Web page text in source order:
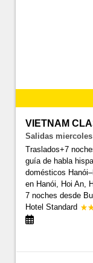
VIETNAM
Salidas
Traslados+7
guía de habla
domésticos
en Hanói, Hoi An,
7 nochesdesde
Hotel Standard